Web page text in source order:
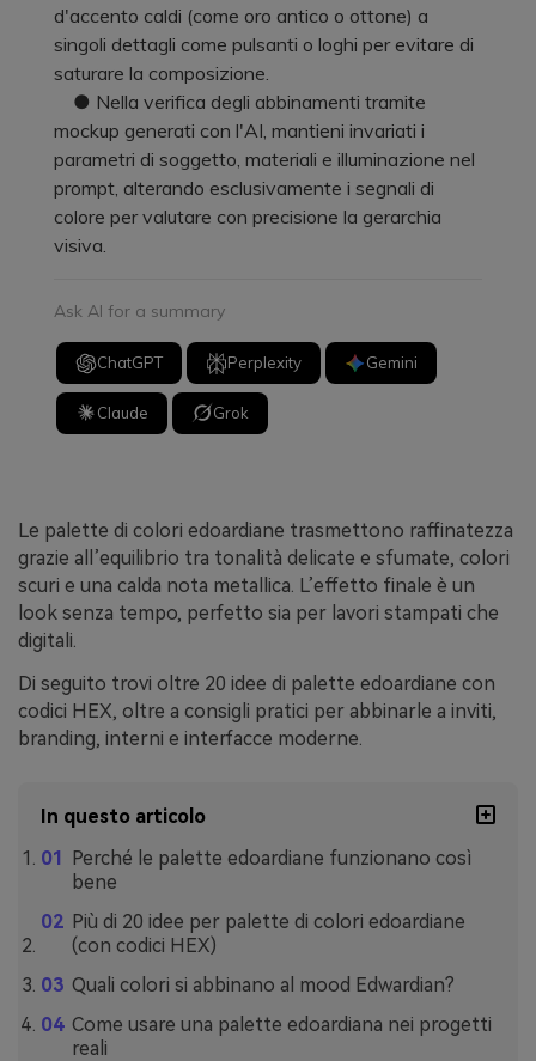
d'accento caldi (come oro antico o ottone) a
singoli dettagli come pulsanti o loghi per evitare di
saturare la composizione.
● Nella verifica degli abbinamenti tramite
mockup generati con l'AI, mantieni invariati i
parametri di soggetto, materiali e illuminazione nel
prompt, alterando esclusivamente i segnali di
colore per valutare con precisione la gerarchia
visiva.
Ask AI for a summary
ChatGPT Perplexity Gemini
Claude Grok
Le palette di colori edoardiane trasmettono raffinatezza
grazie all’equilibrio tra tonalità delicate e sfumate, colori
scuri e una calda nota metallica. L’effetto finale è un
look senza tempo, perfetto sia per lavori stampati che
digitali.
Di seguito trovi oltre 20 idee di palette edoardiane con
codici HEX, oltre a consigli pratici per abbinarle a inviti,
branding, interni e interfacce moderne.
In questo articolo
Perché le palette edoardiane funzionano così
bene
Più di 20 idee per palette di colori edoardiane
(con codici HEX)
Quali colori si abbinano al mood Edwardian?
Come usare una palette edoardiana nei progetti
reali